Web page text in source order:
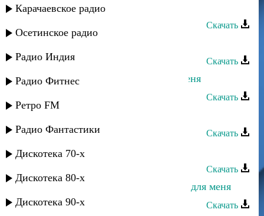
Карачаевское радио
Осетинское радио
Радио Индия
Радио Фитнес
Ретро FM
Радио Фантастики
Дискотека 70-х
Дискотека 80-х
Дискотека 90-х
Закир Салаватов - Пойми меня
Скачать
Скачать
Dj Nariman - Майя - Не забывай меня
Скачать
Ашуг Абдул - Бахтавар
Скачать
Айшат Магомедова - Прости меня
Скачать
Айшат Магомедова - Ты создан не для меня
Скачать